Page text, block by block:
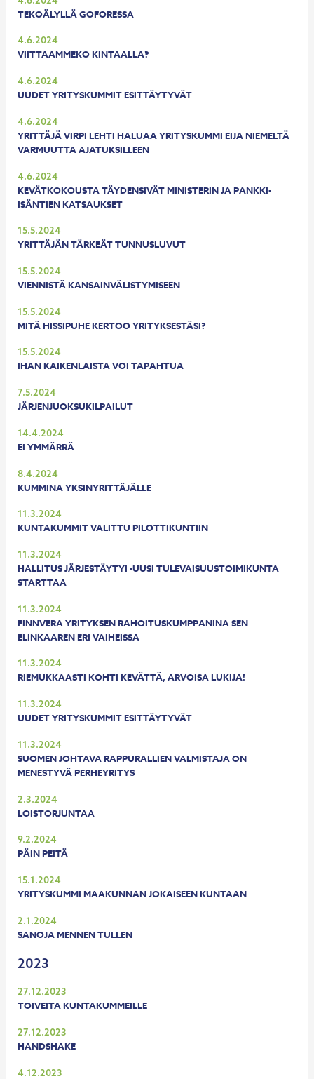
TEKOÄLYLLÄ GOFORESSA
VIITTAAMMEKO KINTAALLA?
4.6.2024
UUDET YRITYSKUMMIT ESITTÄYTYVÄT
4.6.2024
YRITTÄJÄ VIRPI LEHTI HALUAA YRITYSKUMMI EIJA NIEMELTÄ
VARMUUTTA AJATUKSILLEEN
4.6.2024
KEVÄTKOKOUSTA TÄYDENSIVÄT MINISTERIN JA PANKKI-
ISÄNTIEN KATSAUKSET
4.6.2024
YRITTÄJÄN TÄRKEÄT TUNNUSLUVUT
15.5.2024
VIENNISTÄ KANSAINVÄLISTYMISEEN
15.5.2024
MITÄ HISSIPUHE KERTOO YRITYKSESTÄSI?
15.5.2024
IHAN KAIKENLAISTA VOI TAPAHTUA
15.5.2024
JÄRJENJUOKSUKILPAILUT
7.5.2024
EI YMMÄRRÄ
14.4.2024
KUMMINA YKSINYRITTÄJÄLLE
8.4.2024
KUNTAKUMMIT VALITTU PILOTTIKUNTIIN
11.3.2024
HALLITUS JÄRJESTÄYTYI -UUSI TULEVAISUUSTOIMIKUNTA
STARTTAA
11.3.2024
FINNVERA YRITYKSEN RAHOITUSKUMPPANINA SEN
ELINKAAREN ERI VAIHEISSA
11.3.2024
RIEMUKKAASTI KOHTI KEVÄTTÄ, ARVOISA LUKIJA!
11.3.2024
UUDET YRITYSKUMMIT ESITTÄYTYVÄT
11.3.2024
SUOMEN JOHTAVA RAPPURALLIEN VALMISTAJA ON
MENESTYVÄ PERHEYRITYS
11.3.2024
LOISTORJUNTAA
2.3.2024
PÄIN PEITÄ
9.2.2024
YRITYSKUMMI MAAKUNNAN JOKAISEEN KUNTAAN
15.1.2024
SANOJA MENNEN TULLEN
2.1.2024
2023
TOIVEITA KUNTAKUMMEILLE
27.12.2023
HANDSHAKE
27.12.2023
4.12.2023